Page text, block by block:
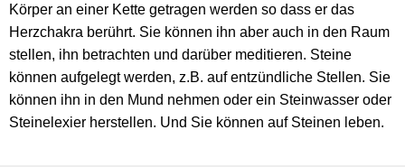
Körper an einer Kette getragen werden so dass er das
Herzchakra berührt. Sie können ihn aber auch in den Raum
stellen, ihn betrachten und darüber meditieren. Steine
können aufgelegt werden, z.B. auf entzündliche Stellen. Sie
können ihn in den Mund nehmen oder ein Steinwasser oder
Steinelexier herstellen. Und Sie können auf Steinen leben.